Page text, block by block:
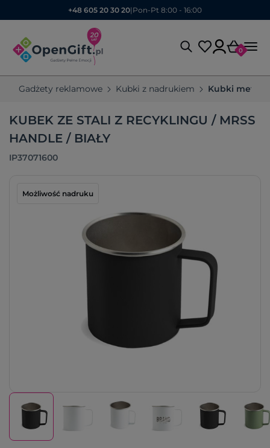
+48 605 20 30 20| Pon-Pt 8:00 - 16:00
0
Gadżety reklamowe Kubki z nadrukiem Kubki
KUBEK ZE STALI Z RECYKLINGU / MRSS
HANDLE / BIAŁY
IP37071600
Możliwość nadruku